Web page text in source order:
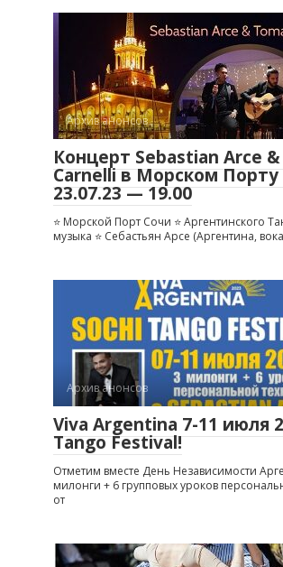
Архив анонсов
Концерт Sebastian Arce
Carnelli в Морском Порту
23.07.23 — 19.00
⭐️ Морской Порт Сочи ⭐️ Аргентинского
музыка ⭐️ Себастьян Арсе (Аргентина,
Архив анонсов
Viva Argentina 7-11 июля
Tango Festival!
Отметим вместе День Независимости
милонги + 6 групповых уроков
от